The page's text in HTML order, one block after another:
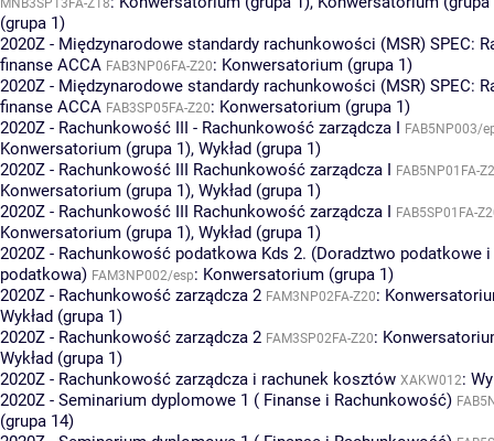
MNB3SP13FA-Z18
(grupa 1)
2020Z - Międzynarodowe standardy rachunkowości (MSR) SPEC:
finanse ACCA FAB3NP06FA-Z20: Konwersatorium (grupa 1)
2020Z - Międzynarodowe standardy rachunkowości (MSR) SPEC:
finanse ACCA FAB3SP05FA-Z20: Konwersatorium (grupa 1)
2020Z - Rachunkowość III - Rachunkowość zarządcza I FAB5NP003/
Konwersatorium (grupa 1), Wykład (grupa 1)
2020Z - Rachunkowość III Rachunkowość zarządcza I FAB5NP01FA-
Konwersatorium (grupa 1), Wykład (grupa 1)
2020Z - Rachunkowość III Rachunkowość zarządcza I FAB5SP01FA-
Konwersatorium (grupa 1), Wykład (grupa 1)
2020Z - Rachunkowość podatkowa Kds 2. (Doradztwo podatkowe
podatkowa) FAM3NP002/esp: Konwersatorium (grupa 1)
2020Z - Rachunkowość zarządcza 2 FAM3NP02FA-Z20:
Wykład (grupa 1)
2020Z - Rachunkowość zarządcza 2 FAM3SP02FA-Z20:
Wykład (grupa 1)
2020Z - Rachunkowość zarządcza i rachunek kosztów XAKW012:
2020Z - Seminarium dyplomowe 1 ( Finanse i Rachunkowość)
(grupa 14)